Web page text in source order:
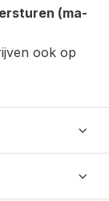
(ma-
ook op